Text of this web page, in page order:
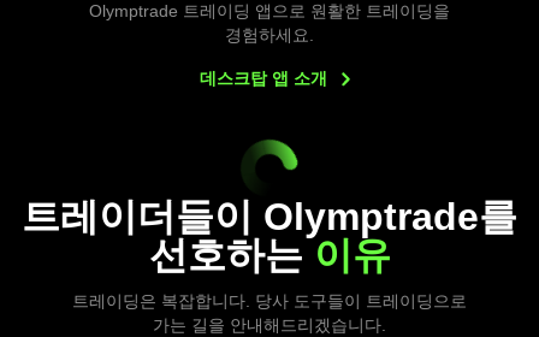
Olymptrade 트레이딩 앱으로 원활한 트레이딩을
경험하세요.
데스크탑 앱 소개
트레이더들이 Olymptrade를
선호하는 이유
트레이딩은 복잡합니다. 당사 도구들이 트레이딩으로
가는 길을 안내해드리겠습니다.